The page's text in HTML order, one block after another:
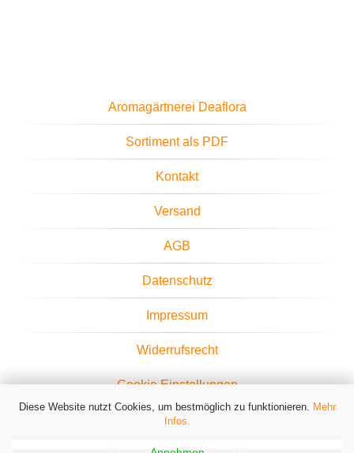
Diese Website nutzt Cookies, um bestmöglich zu funktionieren. Mehr
Infos.
Aromagärtnerei Deaflora
Sortiment als PDF
Kontakt
Versand
AGB
Datenschutz
Impressum
Widerrufsrecht
Cookie Einstellungen